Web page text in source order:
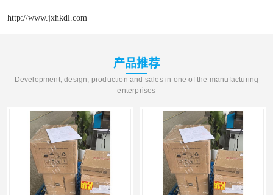
http://www.jxhkdl.com
产品推荐
Development, design, production and sales in one of the manufacturing
enterprises